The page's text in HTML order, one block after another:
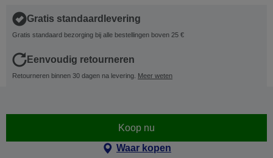
Gratis standaardlevering
Gratis standaard bezorging bij alle bestellingen boven 25 €
Eenvoudig retourneren
Retourneren binnen 30 dagen na levering. Meer weten
Koop nu
Waar kopen